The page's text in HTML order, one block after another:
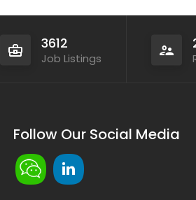
3612
Job Listings
Follow Our Social Media